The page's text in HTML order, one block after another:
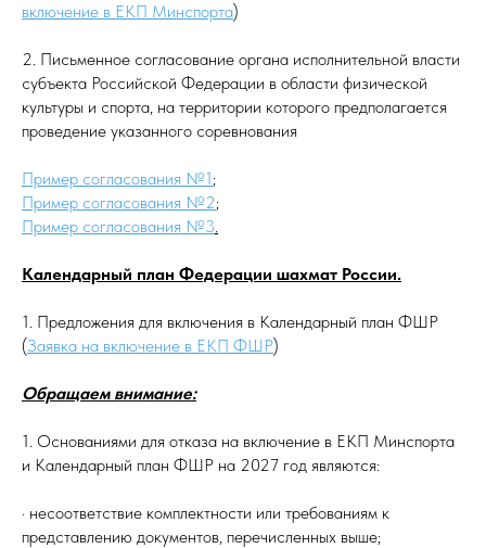
включение в ЕКП Минспорта)
2. Письменное согласование органа исполнительной власти
субъекта Российской Федерации в области физической
культуры и спорта, на территории которого предполагается
проведение указанного соревнования
Пример согласования №1;
Пример согласования №2;
Пример согласования №3.
Календарный план Федерации шахмат России.
1. Предложения для включения в Календарный план ФШР
(Заявка на включение в ЕКП ФШР)
Обращаем внимание:
1. Основаниями для отказа на включение в ЕКП Минспорта
и Календарный план ФШР на 2027 год являются:
· несоответствие комплектности или требованиям к
представлению документов, перечисленных выше;